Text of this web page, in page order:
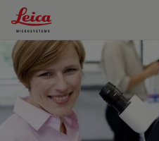
Leica Microsystems Logo